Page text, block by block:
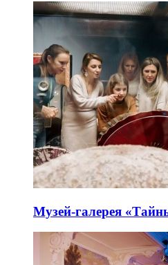
Музей-галерея